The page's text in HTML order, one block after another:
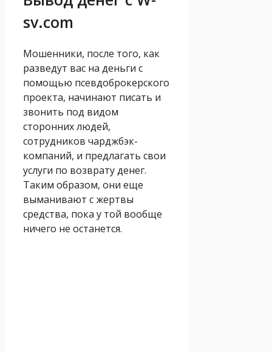
sv.com
Мошенники, после того, как
разведут вас на деньги с
помощью псевдоброкерского
проекта, начинают писать и
звонить под видом
сторонних людей,
сотрудников чарджбэк-
компаний, и предлагать свои
услуги по возврату денег.
Таким образом, они еще
выманивают с жертвы
средства, пока у той вообще
ничего не останется.